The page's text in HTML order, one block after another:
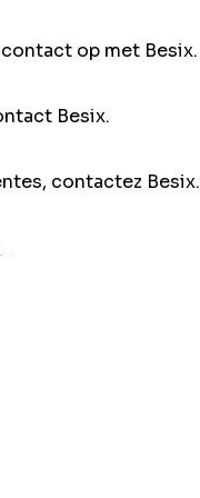
op met Besix.
Besix.
contactez Besix.